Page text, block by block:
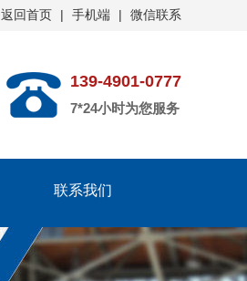
返回首页 | 手机端 | 微信联系
139-4901-0777
7*24小时为您服务
联系我们